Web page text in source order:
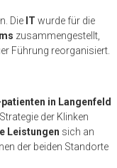
Die IT wurde für die
zusammengestellt,
Führung reorganisiert.
in Langenfeld
der Klinken
Leistungen sich an
der beiden Standorte